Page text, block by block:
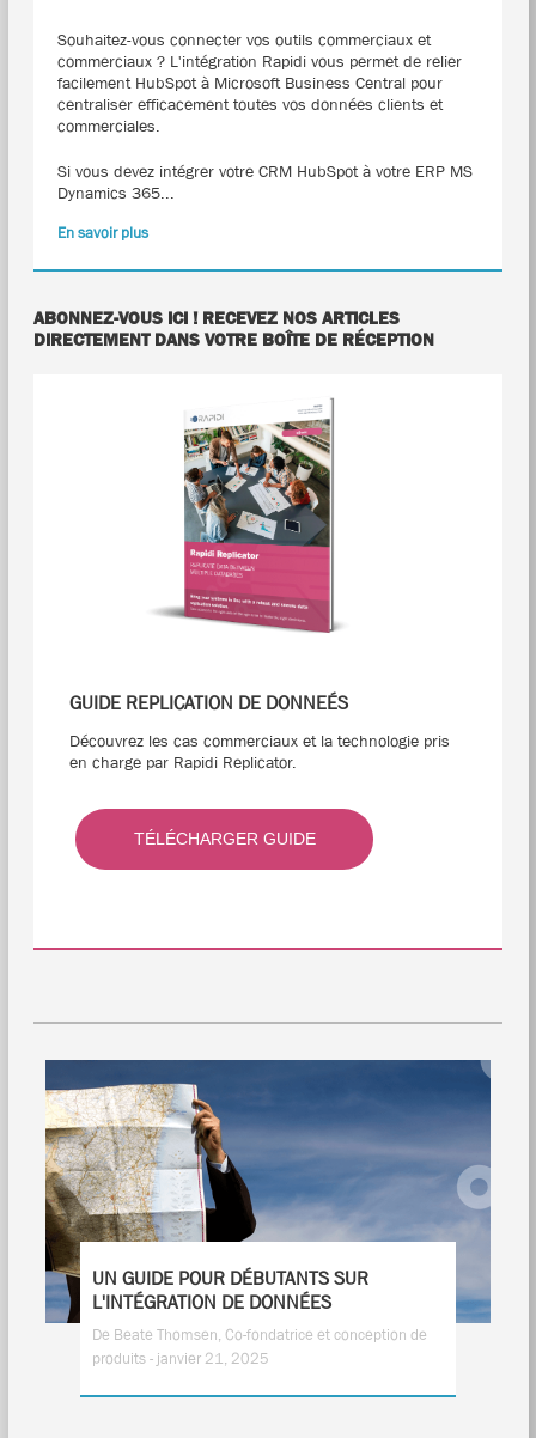
Souhaitez-vous connecter vos outils commerciaux et
commerciaux ? L'intégration Rapidi vous permet de relier
facilement HubSpot à Microsoft Business Central pour
centraliser efficacement toutes vos données clients et
commerciales.
Si vous devez intégrer votre CRM HubSpot à votre ERP MS
Dynamics 365...
En savoir plus
ABONNEZ-VOUS ICI ! RECEVEZ NOS ARTICLES
DIRECTEMENT DANS VOTRE BOÎTE DE RÉCEPTION
GUIDE REPLICATION DE DONNEÉS
Découvrez les cas commerciaux et la technologie pris
en charge par Rapidi Replicator.
TÉLÉCHARGER GUIDE
UN GUIDE POUR DÉBUTANTS SUR
L'INTÉGRATION DE DONNÉES
De Beate Thomsen, Co-fondatrice et conception de
produits - janvier 21, 2025